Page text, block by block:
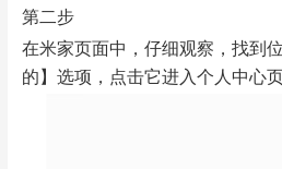
第二步
在米家页面中，仔细观察，找到
的】选项，点击它进入个人中心页